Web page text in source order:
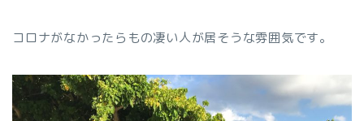
コロナがなかったらもの凄い人が居そうな雰囲気です。